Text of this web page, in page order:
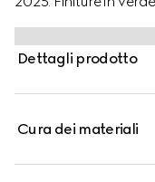
to-wear, scarpe e
sportivo, perfetto per
Ace per bimbi
Dettagli prodotto
Cura dei materiali